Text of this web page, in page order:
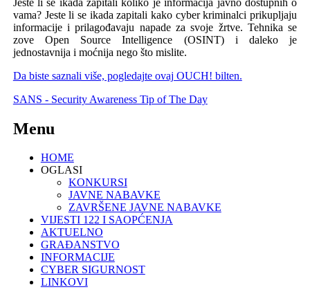
vama? Jeste li se ikada zapitali kako cyber kriminalci prikupljaju
informacije i prilagođavaju napade za svoje žrtve. Tehnika se
zove Open Source Intelligence (OSINT) i daleko je
jednostavnija i moćnija nego što mislite.
Da biste saznali više, pogledajte ovaj OUCH! bilten.
SANS - Security Awareness Tip of The Day
Menu
HOME
OGLASI
KONKURSI
JAVNE NABAVKE
ZAVRŠENE JAVNE NABAVKE
VIJESTI 122 I SAOPĆENJA
AKTUELNO
GRAĐANSTVO
INFORMACIJE
CYBER SIGURNOST
LINKOVI